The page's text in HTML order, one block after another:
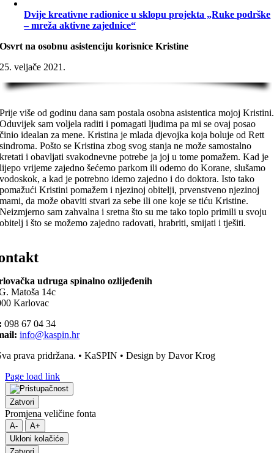
Dvije kreativne radionice u sklopu projekta „Ruke podrške
– mreža aktivne zajednice“
Osvrt na osobnu asistenciju korisnice Kristine
25. veljače 2021.
Prije više od godinu dana sam postala osobna asistentica mojoj Kristini.
Oduvijek sam voljela raditi i pomagati ljudima pa mi se ovaj posao
činio idealan za mene. Kristina je mlada djevojka koja boluje od Rett
sindroma. Pošto se Kristina zbog svog stanja ne može samostalno
kretati i obavljati svakodnevne potrebe ja joj u tome pomažem. Kad je
lijepo vrijeme zajedno šećemo parkom ili odemo do Korane, slušamo
vodoskok, a kad je potrebno idemo zajedno i do doktora. Isto tako
pomažući Kristini pomažem i njezinoj obitelji, prvenstveno njezinoj
mami, da može obaviti stvari za sebe ili one koje se tiću Kristine.
Neizmjerno sam zahvalna i sretna što su me tako toplo primili u svoju
obitelj i što se možemo zajedno radovati, hrabriti, smijati i tješiti.
udruga spinalno ozlijeđenih
Matoša 14c
Karlovac
098 67 04 34
info@kaspin.hr
prava pridržana. • KaSPIN • Design by Davor Krog
Page load link
Zatvori
Promjena veličine fonta
A-
A+
Ukloni kolačiće